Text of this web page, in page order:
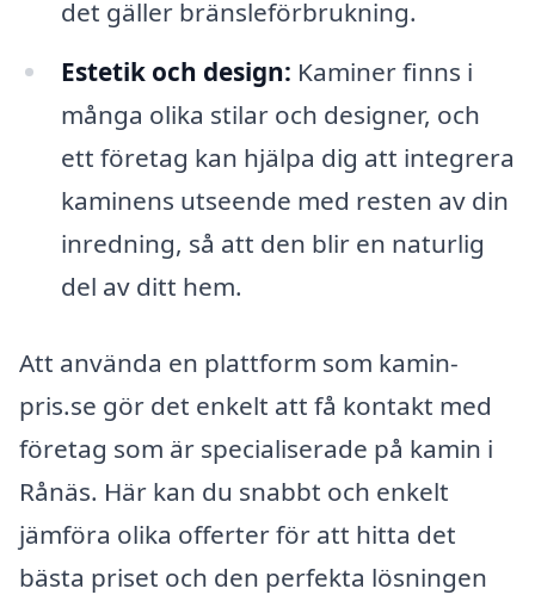
det gäller bränsleförbrukning.
Estetik och design: Kaminer finns i
många olika stilar och designer, och
ett företag kan hjälpa dig att integrera
kaminens utseende med resten av din
inredning, så att den blir en naturlig
del av ditt hem.
Att använda en plattform som kamin-
pris.se gör det enkelt att få kontakt med
företag som är specialiserade på kamin i
Rånäs. Här kan du snabbt och enkelt
jämföra olika offerter för att hitta det
bästa priset och den perfekta lösningen